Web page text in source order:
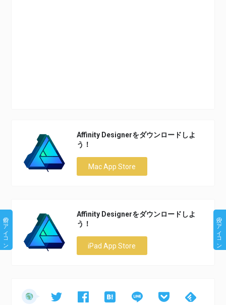
Affinity Designerをダウンロードしよ
う！
Mac App Store
Affinity Designerをダウンロードしよ
う！
iPad App Store
前のアイコン 次のアイコン